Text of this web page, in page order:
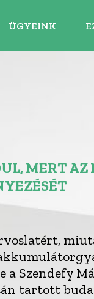
ÜGYEINK
MERT
a Szendefy
tartott